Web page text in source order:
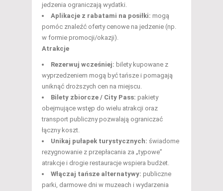
jedzenia ograniczają wydatki.
Aplikacje z rabatami na posiłki: mogą
pomóc znaleźć oferty cenowe na jedzenie (np.
w formie promocji/okazji).
Atrakcje
Rezerwuj wcześniej: bilety kupowane z
wyprzedzeniem mogą być tańsze i pomagają
uniknąć droższych cen na miejscu.
Bilety zbiorcze / City Pass: pakiety
obejmujące wstęp do wielu atrakcji oraz
transport publiczny pozwalają ograniczać
łączny koszt.
Unikaj pułapek turystycznych: świadome
rezygnowanie z przepłacania za „typowe”
atrakcje i drogie restauracje wspiera budżet.
Włączaj tańsze alternatywy: publiczne
parki, darmowe dni w muzeach i wydarzenia